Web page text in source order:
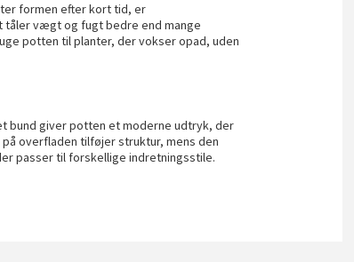
formen efter kort tid, er
vægt og fugt bedre end mange
potten til planter, der vokser opad, uden
bund giver potten et moderne udtryk, der
overfladen tilføjer struktur, mens den
passer til forskellige indretningsstile.